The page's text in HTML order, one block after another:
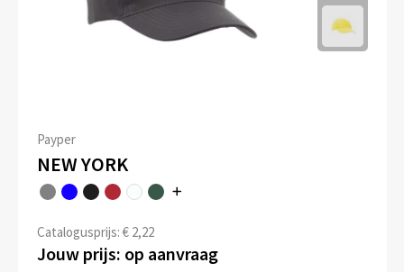
Payper
NEW YORK
Catalogusprijs: € 2,22
Jouw prijs: op aanvraag